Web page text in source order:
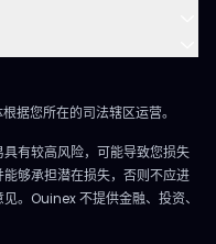
据您所在的司法辖区运营。
有较高风险，可能导致您损失
够承担潜在损失，否则不应进
。Ouinex 不提供金融、投资、